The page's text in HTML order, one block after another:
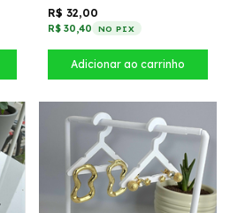
R$ 32,00
R$ 30,40 NO PIX